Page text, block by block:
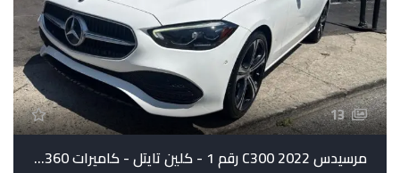
13
مرسيدس C300 2022 رقم 1 - كلين تايتل - كاميرات 360 درجة